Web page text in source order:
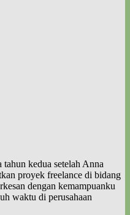
kedua setelah Anna
proyek freelance di bidang
dengan kemampuanku
waktu di perusahaan